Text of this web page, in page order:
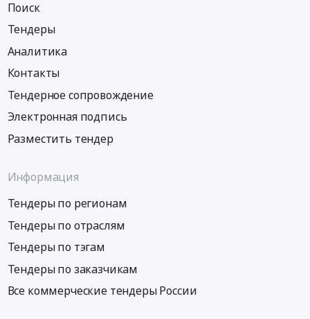
Поиск
Тендеры
Аналитика
Контакты
Тендерное сопровождение
Электронная подпись
Разместить тендер
Информация
Тендеры по регионам
Тендеры по отраслям
Тендеры по тэгам
Тендеры по заказчикам
Все коммерческие тендеры России